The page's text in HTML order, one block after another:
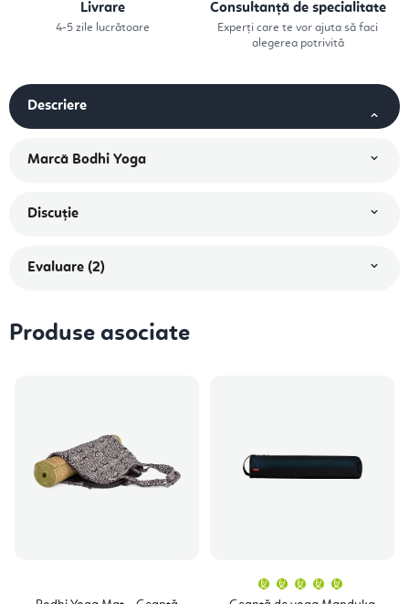
Livrare
4-5 zile lucrătoare
Consultanță de specialitate
Experți care te vor ajuta să faci
alegerea potrivită
Descriere
Marcă Bodhi Yoga
Discuţie
Evaluare (2)
Produse asociate